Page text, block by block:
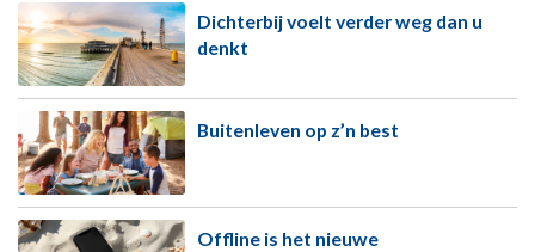
Dichterbij voelt verder weg dan u
denkt
Buitenleven op z’n best
Offline is het nieuwe